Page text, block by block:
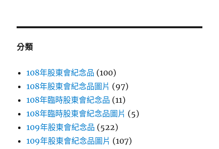
鍵
分類
108年股東會紀念品 (100)
108年股東會紀念品圖片 (97)
108年臨時股東會紀念品 (11)
108年臨時股東會紀念品圖片 (5)
109年股東會紀念品 (522)
109年股東會紀念品圖片 (107)